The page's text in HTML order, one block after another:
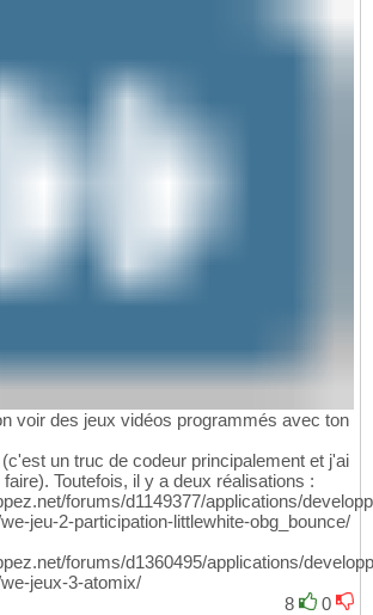
voir des jeux vidéos programmés avec ton
un truc de codeur principalement et j'ai
Toutefois, il y a deux réalisations :
forums/d1149377/applications/
jeu-2-participation-littlewhite-obg_bounce/
forums/d1360495/applications/
jeux-3-atomix/
8
0